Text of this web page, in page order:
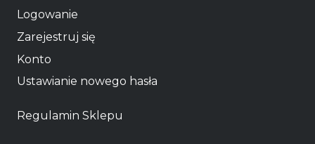
Logowanie
Zarejestruj się
Konto
Ustawianie nowego hasła
Regulamin Sklepu